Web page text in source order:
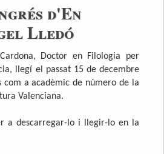
d'En
Lledó
Doctor en Filologia per
llegí el passat 15 de decembre
com a acadèmic de número de la
Valenciana.
a descarregar-lo i llegir-lo en la